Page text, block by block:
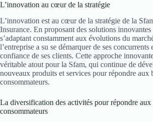
L’innovation au cœur de la stratégie
L’innovation est au cœur de la stratégie de la
Insurance. En proposant des solutions innovantes
s’adaptant constamment aux évolutions du
l’entreprise a su se démarquer de ses concurrents
confiance de ses clients. Cette approche
véritable atout pour la Sfam, qui continue de
nouveaux produits et services pour répondre aux
consommateurs.
La diversification des activités pour répondre aux
consommateurs